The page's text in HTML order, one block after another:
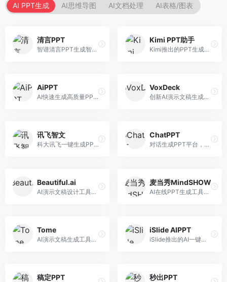
AI PPT生成 AI思维导图 AI文档处理 AI表格/图表
清言PPT
智谱清言PPT生成智能体，基于GLM大模型。面向智谱用户，支持对话生成PPT、内容优化等服务，与智谱生态深度整合。
Kimi PPT助手
Kimi推出的PPT生成智能体，整合长文本处理能力。面向职场人士和学生，支持文档解析、PPT生成、内容优化等服务，与Kimi生态深度整合。
AiPPT
AI快速生成高质量PPT平台，支持主题定制。面向职场人士和学生，提供一键生成、模板选择、内容优化等服务，PPT制作速度快，设计质量高。
VoxDeck
创新AI演示文稿生成工具，支持语音交互创作。面向职场人士，支持语音输入、PPT生成、内容优化等功能，语音创作体验便捷。
讯飞智文
科大讯飞一键生成PPT和Word工具，整合语音技术。面向职场人士，支持语音输入、文档生成、格式调整等功能，办公效率显著提升。
ChatPPT
对话生成PPT平台，支持自然语言交互创作。面向职场人士和教育工作者，通过对话方式完成PPT制作，交互体验友好，创作过程直观。
Beautiful.ai
AI演示文稿设计工具，专注于自动化设计排版。面向职场人士，提供智能排版、模板选择、设计优化等服务，设计美观度高。
麦当秀MindSHOW
AI在线PPT生成工具，支持思维导图转PPT。面向职场人士，提供思维导图导入、PPT生成、模板选择等服务，思维导图转PPT效率高。
Tome
AI演示文稿生成工具，专注于故事化演示创作。面向创业者和营销人员，提供故事叙述、视觉设计、内容生成等服务，演示文稿叙事性强。
iSlide AIPPT
iSlide推出的AI一键设计精美PPT工具。面向PPT设计用户，提供模板库、内容生成、设计优化等服务，与iSlide插件深度整合。
稿定PPT 秒出PPT